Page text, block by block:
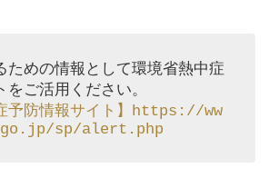
ための情報として環境省熱中症
症予防情報サイト】https://ww
sp/alert.php